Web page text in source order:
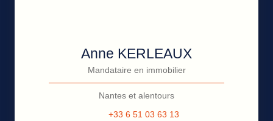
Anne KERLEAUX
Mandataire en immobilier
Nantes et alentours
+33 6 51 03 63 13